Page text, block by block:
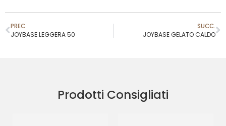
PREC
JOYBASE LEGGERA 50
SUCC.
JOYBASE GELATO CALDO
Prodotti Consigliati